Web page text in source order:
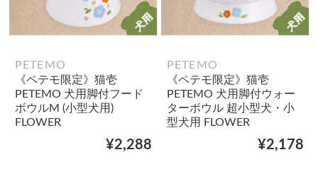
PETEMO
《ペテモ限定》猫壱
PETEMO 犬用脚付フード
ボウルM (小型犬用)
FLOWER
¥2,288
PETEMO
《ペテモ限定》猫壱
PETEMO 犬用脚付ウォー
ターボウル 超小型犬・小
型犬用 FLOWER
¥2,178